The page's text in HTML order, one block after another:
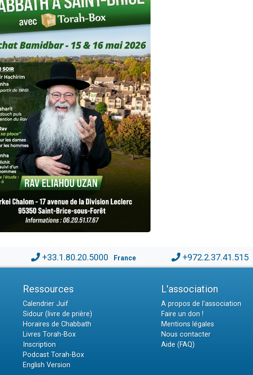
+33.1.80.20.5000 France +972.2.37.41.515
Ressources
Calendrier Juif
Sidour (livre de prière)
Horaires de Chabbath
Livres Torah-Box
Inscription
Podcast Torah-Box
English Version
L'association
A propos de l'association
Faire un don !
Mentions légales
Nous contacter
Aide (FAQ)